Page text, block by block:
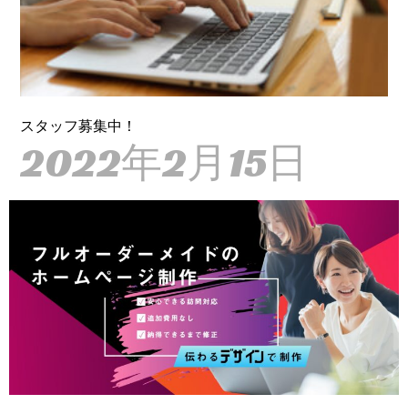
スタッフ募集中！
2022年2月15日